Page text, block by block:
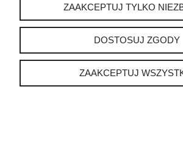
POKAŻ PEŁNĄ WERSJĘ
Sklep internetowy
ZAAKCEPTUJ TYLKO
DOSTOSUJ ZGODY
ZAAKCEPTUJ